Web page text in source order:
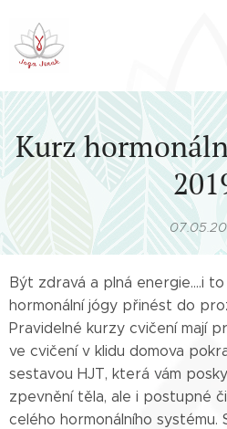
Kurz
Být zdravá a plná energie....i
hormonální jógy přinést do
Pravidelné kurzy cvičení mají
ve cvičení v klidu domova
sestavou HJT, která vám
zpevnění těla, ale i postupné
celého hormonálního systému.